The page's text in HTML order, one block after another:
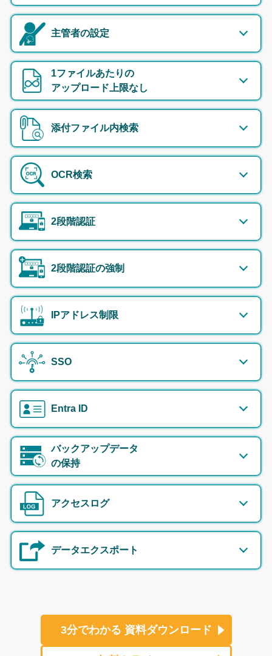
主管者の設定
1ファイルあたりの
アップロード上限なし
添付ファイル内検索
OCR検索
2段階認証
2段階認証の強制
IPアドレス制限
SSO
Entra ID
バックアップデータ
の保持
アクセスログ
データエクスポート
3分でわかる 資料ダウンロード